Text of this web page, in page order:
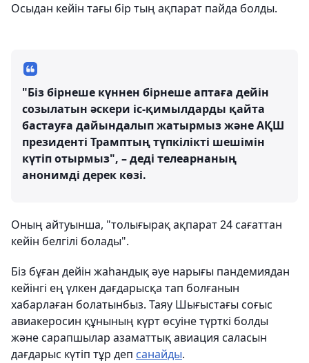
Осыдан кейін тағы бір тың ақпарат пайда болды.
"Біз бірнеше күннен бірнеше аптаға дейін
созылатын әскери іс-қимылдарды қайта
бастауға дайындалып жатырмыз және АҚШ
президенті Трамптың түпкілікті шешімін
күтіп отырмыз", – деді телеарнаның
анонимді дерек көзі.
Оның айтуынша, "толығырақ ақпарат 24 сағаттан
кейін белгілі болады".
Біз бұған дейін жаһандық әуе нарығы пандемиядан
кейінгі ең үлкен дағдарысқа тап болғанын
хабарлаған болатынбыз. Таяу Шығыстағы соғыс
авиакеросин құнының күрт өсуіне түрткі болды
және сарапшылар азаматтық авиация саласын
дағдарыс күтіп тұр деп санайды.